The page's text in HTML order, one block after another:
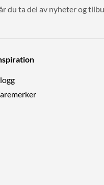
du ta del av nyheter og